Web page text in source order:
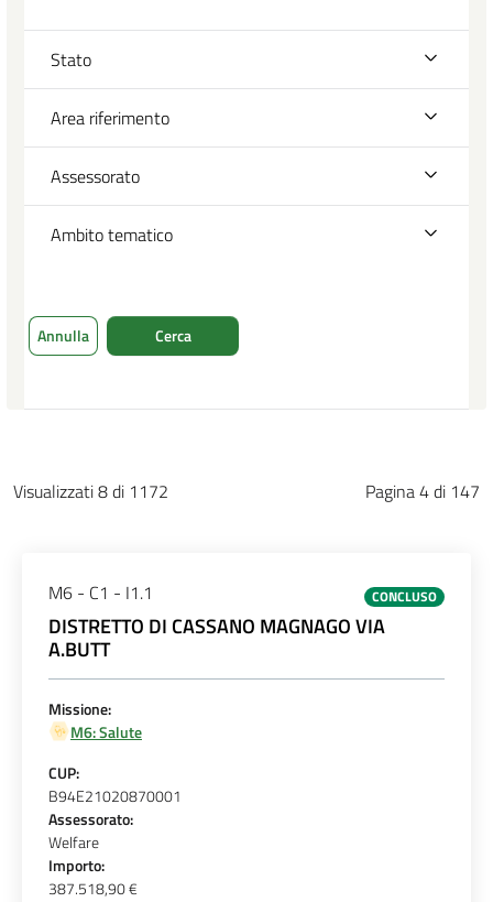
Stato
Area riferimento
Assessorato
Ambito tematico
Annulla Cerca
Visualizzati 8 di 1172 Pagina 4 di 147
M6 - C1 - I1.1 CONCLUSO
DISTRETTO DI CASSANO MAGNAGO VIA
A.BUTT
Missione:
M6: Salute
CUP:
B94E21020870001
Assessorato:
Welfare
Importo:
387.518,90 €